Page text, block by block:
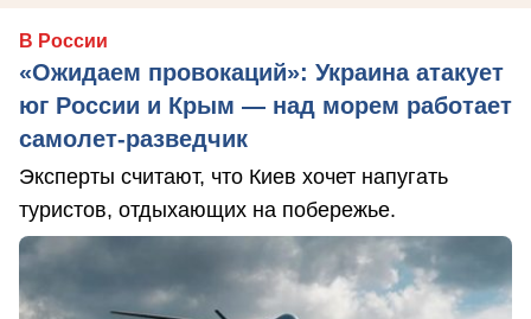
В России
«Ожидаем провокаций»: Украина атакует
юг России и Крым — над морем работает
самолет-разведчик
Эксперты считают, что Киев хочет напугать
туристов, отдыхающих на побережье.